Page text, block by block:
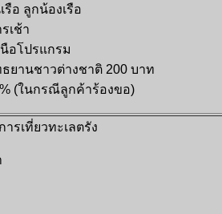
อ ลูกน้องเรือ
เช้า
อโปรแกรม
ยานชาวต่างชาติ 200 บาท
(ในกรณีลูกค้าร้องขอ)
รเที่ยวทะเลตรัง